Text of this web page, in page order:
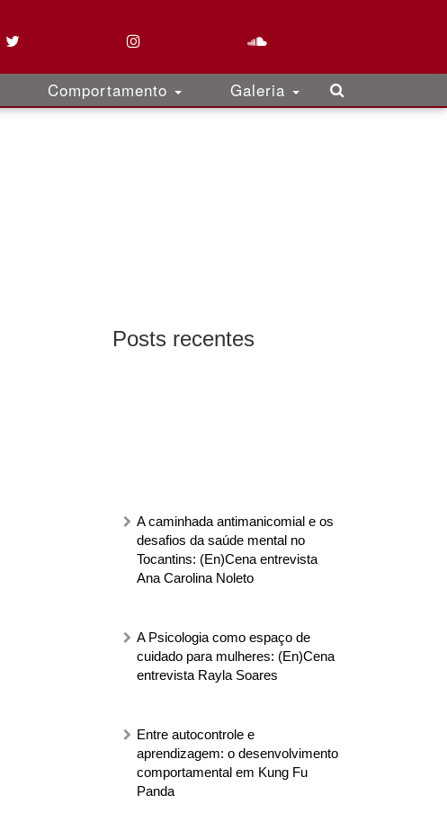
Comportamento Galeria
Posts recentes
A caminhada antimanicomial e os
desafios da saúde mental no
Tocantins: (En)Cena entrevista
Ana Carolina Noleto
A Psicologia como espaço de
cuidado para mulheres: (En)Cena
entrevista Rayla Soares
Entre autocontrole e
aprendizagem: o desenvolvimento
comportamental em Kung Fu
Panda